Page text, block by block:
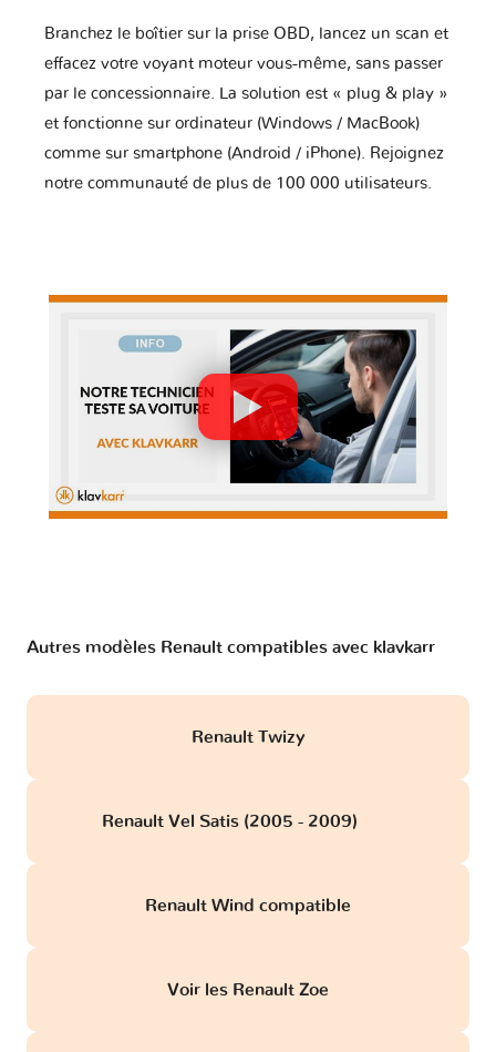
Branchez le boîtier sur la prise OBD, lancez un scan et
effacez votre voyant moteur vous-même, sans passer
par le concessionnaire. La solution est « plug & play »
et fonctionne sur ordinateur (Windows / MacBook)
comme sur smartphone (Android / iPhone). Rejoignez
notre communauté de plus de 100 000 utilisateurs.
Autres modèles Renault compatibles avec klavkarr
Renault Twizy
Renault Vel Satis (2005 - 2009)
Renault Wind compatible
Voir les Renault Zoe